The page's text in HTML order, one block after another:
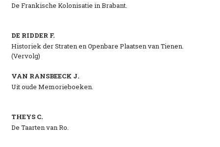
De Frankische Kolonisatie in Brabant.
DE RIDDER F.
Historiek der Straten en Openbare Plaatsen van Tienen.
(Vervolg)
VAN RANSBEECK J.
Uit oude Memorieboeken.
THEYS C.
De Taarten van Ro.